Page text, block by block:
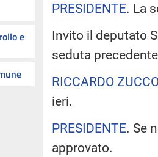
e
PRESIDENTE. La
Invito il deputato
seduta
RICCARDO
ieri.
PRESIDENTE. Se
approvato.